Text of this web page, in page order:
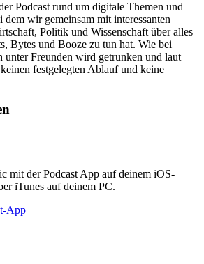
Podcast rund um digitale Themen und
wir gemeinsam mit interessanten
Politik und Wissenschaft über alles
Bytes und Booze zu tun hat. Wie bei
unter Freunden wird getrunken und laut
festgelegten Ablauf und keine
mit der Podcast App auf deinem iOS-
iTunes auf deinem PC.
App